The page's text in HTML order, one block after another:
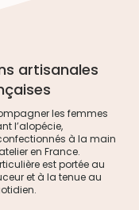
de l'eau tiède
Utilisez un coton
microfibre pour
brillance au
nettoyants
car ils
les
artisanales
les femmes
l’alopécie,
à la main
en France.
est portée au
et à la tenue au